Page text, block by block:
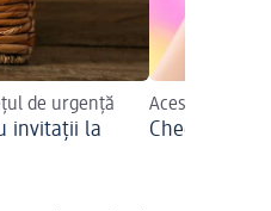
de urgență
invitații la
Aceste
Checklist